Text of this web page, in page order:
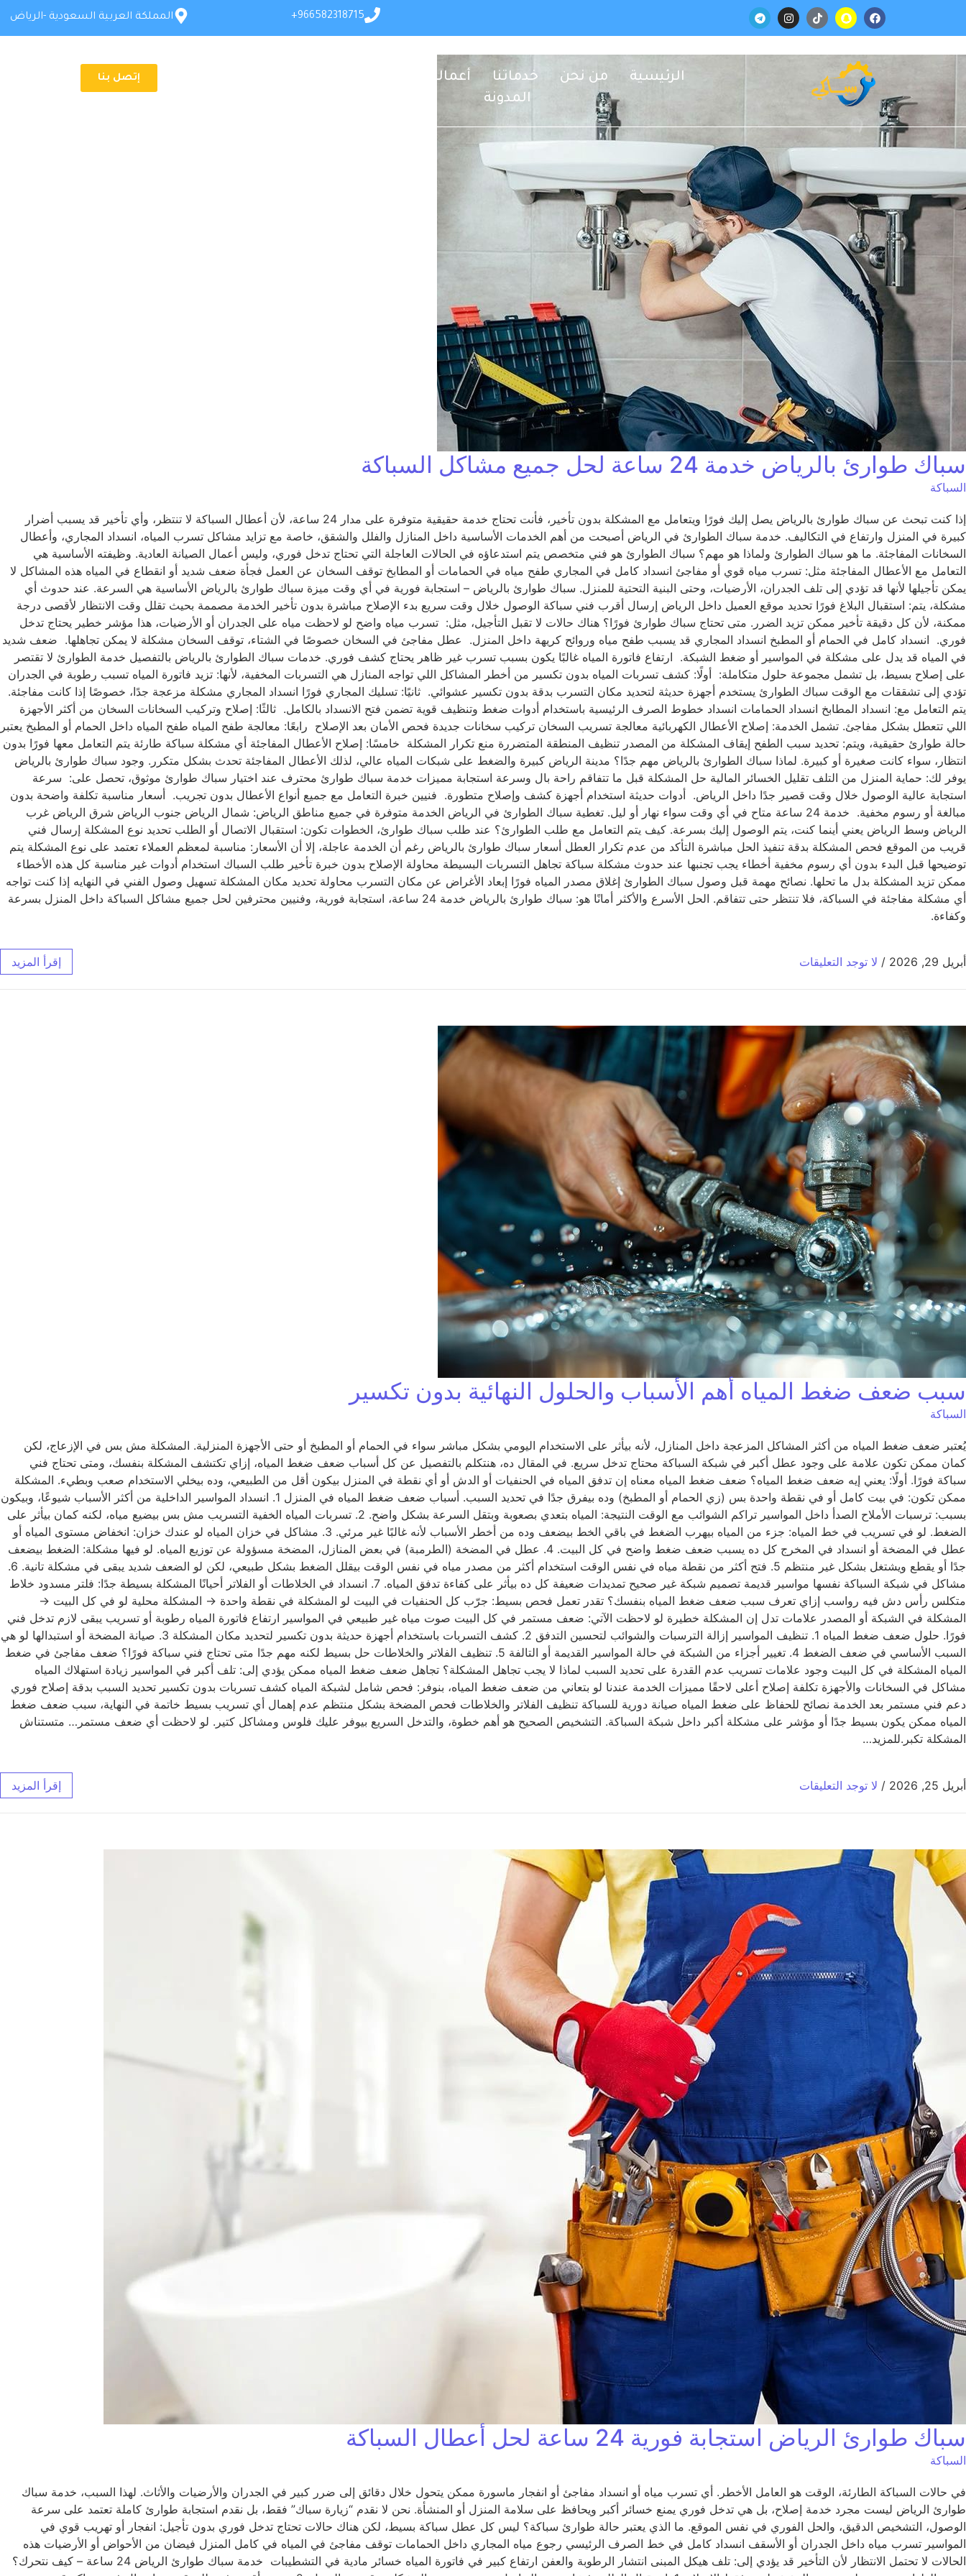
966582318715+ المملكة العربية السعودية -الرياض
الرئيسية من نحن خدماتنا أعمالنا
المدونة
إتصل بنا
سباك طوارئ بالرياض خدمة 24 ساعة لحل جميع مشاكل السباكة
السباكة
إذا كنت تبحث عن سباك طوارئ بالرياض يصل إليك فورًا ويتعامل مع المشكلة بدون تأخير، فأنت تحتاج خدمة حقيقية متوفرة على مدار 24 ساعة، لأن أعطال السباكة لا تنتظر، وأي تأخير قد يسبب أضرار
كبيرة في المنزل وارتفاع في التكاليف. خدمة سباك الطوارئ في الرياض أصبحت من أهم الخدمات الأساسية داخل المنازل والفلل والشقق، خاصة مع تزايد مشاكل تسرب المياه، انسداد المجاري، وأعطال
السخانات المفاجئة. ما هو سباك الطوارئ ولماذا هو مهم؟ سباك الطوارئ هو فني متخصص يتم استدعاؤه في الحالات العاجلة التي تحتاج تدخل فوري، وليس أعمال الصيانة العادية. وظيفته الأساسية هي
التعامل مع الأعطال المفاجئة مثل: تسرب مياه قوي أو مفاجئ انسداد كامل في المجاري طفح مياه في الحمامات أو المطابخ توقف السخان عن العمل فجأة ضعف شديد أو انقطاع في المياه هذه المشاكل لا
يمكن تأجيلها لأنها قد تؤدي إلى تلف الجدران، الأرضيات، وحتى البنية التحتية للمنزل. سباك طوارئ بالرياض – استجابة فورية في أي وقت ميزة سباك طوارئ بالرياض الأساسية هي السرعة. عند حدوث أي
مشكلة، يتم: استقبال البلاغ فورًا تحديد موقع العميل داخل الرياض إرسال أقرب فني سباكة الوصول خلال وقت سريع بدء الإصلاح مباشرة بدون تأخير الخدمة مصممة بحيث تقلل وقت الانتظار لأقصى درجة
ممكنة، لأن كل دقيقة تأخير ممكن تزيد الضرر. متى تحتاج سباك طوارئ فورًا؟ هناك حالات لا تقبل التأجيل، مثل: تسرب مياه واضح لو لاحظت مياه على الجدران أو الأرضيات، هذا مؤشر خطير يحتاج تدخل
فوري. انسداد كامل في الحمام أو المطبخ انسداد المجاري قد يسبب طفح مياه وروائح كريهة داخل المنزل. عطل مفاجئ في السخان خصوصًا في الشتاء، توقف السخان مشكلة لا يمكن تجاهلها. ضعف شديد
في المياه قد يدل على مشكلة في المواسير أو ضغط الشبكة. ارتفاع فاتورة المياه غالبًا يكون بسبب تسرب غير ظاهر يحتاج كشف فوري. خدمات سباك الطوارئ بالرياض بالتفصيل خدمة الطوارئ لا تقتصر
على إصلاح بسيط، بل تشمل مجموعة حلول متكاملة: أولًا: كشف تسربات المياه بدون تكسير من أخطر المشاكل اللي تواجه المنازل هي التسربات المخفية، لأنها: تزيد فاتورة المياه تسبب رطوبة في الجدران
تؤدي إلى تشققات مع الوقت سباك الطوارئ يستخدم أجهزة حديثة لتحديد مكان التسرب بدقة بدون تكسير عشوائي. ثانيًا: تسليك المجاري فورًا انسداد المجاري مشكلة مزعجة جدًا، خصوصًا إذا كانت مفاجئة.
يتم التعامل مع: انسداد المطابخ انسداد الحمامات انسداد خطوط الصرف الرئيسية باستخدام أدوات ضغط وتنظيف قوية تضمن فتح الانسداد بالكامل. ثالثًا: إصلاح وتركيب السخانات السخان من أكثر الأجهزة
اللي تتعطل بشكل مفاجئ. تشمل الخدمة: إصلاح الأعطال الكهربائية معالجة تسريب السخان تركيب سخانات جديدة فحص الأمان بعد الإصلاح رابعًا: معالجة طفح المياه طفح المياه داخل الحمام أو المطبخ يعتبر
حالة طوارئ حقيقية، ويتم: تحديد سبب الطفح إيقاف المشكلة من المصدر تنظيف المنطقة المتضررة منع تكرار المشكلة خامسًا: إصلاح الأعطال المفاجئة أي مشكلة سباكة طارئة يتم التعامل معها فورًا بدون
انتظار، سواء كانت صغيرة أو كبيرة. لماذا سباك الطوارئ بالرياض مهم جدًا؟ مدينة الرياض كبيرة والضغط على شبكات المياه عالي، لذلك الأعطال المفاجئة تحدث بشكل متكرر. وجود سباك طوارئ بالرياض
يوفر لك: حماية المنزل من التلف تقليل الخسائر المالية حل المشكلة قبل ما تتفاقم راحة بال وسرعة استجابة مميزات خدمة سباك طوارئ محترف عند اختيار سباك طوارئ موثوق، تحصل على: سرعة
استجابة عالية الوصول خلال وقت قصير جدًا داخل الرياض. أدوات حديثة استخدام أجهزة كشف وإصلاح متطورة. فنيين خبرة التعامل مع جميع أنواع الأعطال بدون تجريب. أسعار مناسبة تكلفة واضحة بدون
مبالغة أو رسوم مخفية. خدمة 24 ساعة متاح في أي وقت سواء نهار أو ليل. تغطية سباك الطوارئ في الرياض الخدمة متوفرة في جميع مناطق الرياض: شمال الرياض جنوب الرياض شرق الرياض غرب
الرياض وسط الرياض يعني أينما كنت، يتم الوصول إليك بسرعة. كيف يتم التعامل مع طلب الطوارئ؟ عند طلب سباك طوارئ، الخطوات تكون: استقبال الاتصال أو الطلب تحديد نوع المشكلة إرسال فني
قريب من الموقع فحص المشكلة بدقة تنفيذ الحل مباشرة التأكد من عدم تكرار العطل أسعار سباك طوارئ بالرياض رغم أن الخدمة عاجلة، إلا أن الأسعار: مناسبة لمعظم العملاء تعتمد على نوع المشكلة يتم
توضيحها قبل البدء بدون أي رسوم مخفية أخطاء يجب تجنبها عند حدوث مشكلة سباكة تجاهل التسربات البسيطة محاولة الإصلاح بدون خبرة تأخير طلب السباك استخدام أدوات غير مناسبة كل هذه الأخطاء
ممكن تزيد المشكلة بدل ما تحلها. نصائح مهمة قبل وصول سباك الطوارئ إغلاق مصدر المياه فورًا إبعاد الأغراض عن مكان التسرب محاولة تحديد مكان المشكلة تسهيل وصول الفني في النهايه إذا كنت تواجه
أي مشكلة مفاجئة في السباكة، فلا تنتظر حتى تتفاقم. الحل الأسرع والأكثر أمانًا هو: سباك طوارئ بالرياض خدمة 24 ساعة، استجابة فورية، وفنيين محترفين لحل جميع مشاكل السباكة داخل المنزل بسرعة
وكفاءة.
أبريل 29, 2026 / لا توجد التعليقات إقرأ المزيد
سبب ضعف ضغط المياه أهم الأسباب والحلول النهائية بدون تكسير
السباكة
يُعتبر ضعف ضغط المياه من أكثر المشاكل المزعجة داخل المنازل، لأنه بيأثر على الاستخدام اليومي بشكل مباشر سواء في الحمام أو المطبخ أو حتى الأجهزة المنزلية. المشكلة مش بس في الإزعاج، لكن
كمان ممكن تكون علامة على وجود عطل أكبر في شبكة السباكة محتاج تدخل سريع. في المقال ده، هنتكلم بالتفصيل عن كل أسباب ضعف ضغط المياه، إزاي تكتشف المشكلة بنفسك، ومتى تحتاج فني
سباكة فورًا. أولًا: يعني إيه ضعف ضغط المياه؟ ضعف ضغط المياه معناه إن تدفق المياه في الحنفيات أو الدش أو أي نقطة في المنزل بيكون أقل من الطبيعي، وده بيخلي الاستخدام صعب وبطيء. المشكلة
ممكن تكون: في بيت كامل أو في نقطة واحدة بس (زي الحمام أو المطبخ) وده بيفرق جدًا في تحديد السبب. أسباب ضعف ضغط المياه في المنزل 1. انسداد المواسير الداخلية من أكثر الأسباب شيوعًا، وبيكون
بسبب: ترسبات الأملاح الصدأ داخل المواسير تراكم الشوائب مع الوقت النتيجة: المياه بتعدي بصعوبة وبتقل السرعة بشكل واضح. 2. تسربات المياه الخفية التسريب مش بس بيضيع مياه، لكنه كمان بيأثر على
الضغط. لو في تسريب في خط المياه: جزء من المياه بيهرب الضغط في باقي الخط بيضعف وده من أخطر الأسباب لأنه غالبًا غير مرئي. 3. مشاكل في خزان المياه لو عندك خزان: انخفاض مستوى المياه أو
عطل في المضخة أو انسداد في المخرج كل ده يسبب ضعف ضغط واضح في كل البيت. 4. عطل في المضخة (الطرمبة) في بعض المنازل، المضخة مسؤولة عن توزيع المياه. لو فيها مشكلة: الضغط بيضعف
جدًا أو يقطع ويشتغل بشكل غير منتظم 5. فتح أكثر من نقطة مياه في نفس الوقت استخدام أكثر من مصدر مياه في نفس الوقت بيقلل الضغط بشكل طبيعي، لكن لو الضعف شديد يبقى في مشكلة تانية. 6.
مشاكل في شبكة السباكة نفسها مواسير قديمة تصميم شبكة غير صحيح تمديدات ضعيفة كل ده بيأثر على كفاءة تدفق المياه. 7. انسداد في الخلاطات أو الفلاتر أحيانًا المشكلة بسيطة جدًا: فلتر مسدود خلاط
متكلس رأس دش فيه رواسب إزاي تعرف سبب ضعف ضغط المياه بنفسك؟ تقدر تعمل فحص بسيط: جرّب كل الحنفيات في البيت لو المشكلة في نقطة واحدة → المشكلة محلية لو في كل البيت →
المشكلة في الشبكة أو المصدر علامات تدل إن المشكلة خطيرة لو لاحظت الآتي: ضعف مستمر في كل البيت صوت مياه غير طبيعي في المواسير ارتفاع فاتورة المياه رطوبة أو تسريب يبقى لازم تدخل فني
فورًا. حلول ضعف ضغط المياه 1. تنظيف المواسير إزالة الترسبات والشوائب لتحسين التدفق 2. كشف التسربات باستخدام أجهزة حديثة بدون تكسير لتحديد مكان المشكلة 3. صيانة المضخة أو استبدالها لو هي
السبب الأساسي في ضعف الضغط 4. تغيير أجزاء من الشبكة في حالة المواسير القديمة أو التالفة 5. تنظيف الفلاتر والخلاطات حل بسيط لكنه مهم جدًا متى تحتاج فني سباكة فورًا؟ ضعف مفاجئ في ضغط
المياه المشكلة في كل البيت وجود علامات تسريب عدم القدرة على تحديد السبب لماذا لا يجب تجاهل المشكلة؟ تجاهل ضعف ضغط المياه ممكن يؤدي إلى: تلف أكبر في المواسير زيادة استهلاك المياه
مشاكل في السخانات والأجهزة تكلفة إصلاح أعلى لاحقًا مميزات الخدمة عندنا لو بتعاني من ضعف ضغط المياه، بنوفر: فحص شامل لشبكة المياه كشف تسربات بدون تكسير تحديد السبب بدقة إصلاح فوري
دعم فني مستمر بعد الخدمة نصائح للحفاظ على ضغط المياه صيانة دورية للسباكة تنظيف الفلاتر والخلاطات فحص المضخة بشكل منتظم عدم إهمال أي تسريب بسيط خاتمة في النهاية، سبب ضعف ضغط
المياه ممكن يكون بسيط جدًا أو مؤشر على مشكلة أكبر داخل شبكة السباكة. التشخيص الصحيح هو أهم خطوة، والتدخل السريع بيوفر عليك فلوس ومشاكل كتير. لو لاحظت أي ضعف مستمر… متستناش
المشكلة تكبر.للمزيد…
أبريل 25, 2026 / لا توجد التعليقات إقرأ المزيد
سباك طوارئ الرياض استجابة فورية 24 ساعة لحل أعطال السباكة
السباكة
في حالات السباكة الطارئة، الوقت هو العامل الأخطر. أي تسرب مياه أو انسداد مفاجئ أو انفجار ماسورة ممكن يتحول خلال دقائق إلى ضرر كبير في الجدران والأرضيات والأثاث. لهذا السبب، خدمة سباك
طوارئ الرياض ليست مجرد خدمة إصلاح، بل هي تدخل فوري يمنع خسائر أكبر ويحافظ على سلامة المنزل أو المنشأة. نحن لا نقدم “زيارة سباك” فقط، بل نقدم استجابة طوارئ كاملة تعتمد على سرعة
الوصول، التشخيص الدقيق، والحل الفوري في نفس الموقع. ما الذي يعتبر حالة طوارئ سباكة؟ ليس كل عطل سباكة بسيط، لكن هناك حالات تحتاج تدخل فوري بدون تأجيل: انفجار أو تهريب قوي في
المواسير تسرب مياه داخل الجدران أو الأسقف انسداد كامل في خط الصرف الرئيسي رجوع مياه المجاري داخل الحمامات توقف مفاجئ في المياه في كامل المنزل فيضان من الأحواض أو الأرضيات هذه
الحالات لا تحتمل الانتظار لأن التأخير قد يؤدي إلى: تلف هيكل المبنى انتشار الرطوبة والعفن ارتفاع كبير في فاتورة المياه خسائر مادية في التشطيبات خدمة سباك طوارئ الرياض 24 ساعة – كيف نتحرك؟